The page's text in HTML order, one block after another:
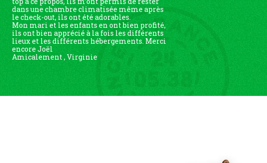
dans une chambre climatisée même après
le check-out, ils ont été adorables.
Mon mari et les enfants en ont bien profité,
ils ont bien apprécié à la fois les différents
lieux et les différents hébergements. Merci
encore Joël
Amicalement , Virginie